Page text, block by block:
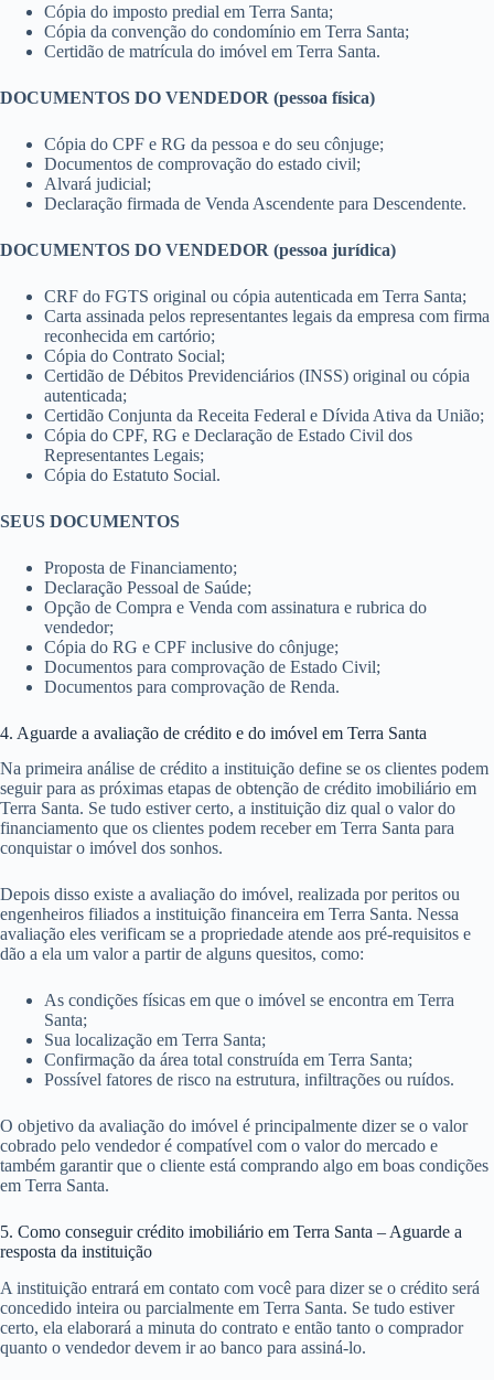
Cópia do imposto predial em Terra Santa;
Cópia da convenção do condomínio em Terra Santa;
Certidão de matrícula do imóvel em Terra Santa.
DOCUMENTOS DO VENDEDOR (pessoa física)
Cópia do CPF e RG da pessoa e do seu cônjuge;
Documentos de comprovação do estado civil;
Alvará judicial;
Declaração firmada de Venda Ascendente para Descendente.
DOCUMENTOS DO VENDEDOR (pessoa jurídica)
CRF do FGTS original ou cópia autenticada em Terra Santa;
Carta assinada pelos representantes legais da empresa com firma
reconhecida em cartório;
Cópia do Contrato Social;
Certidão de Débitos Previdenciários (INSS) original ou cópia
autenticada;
Certidão Conjunta da Receita Federal e Dívida Ativa da União;
Cópia do CPF, RG e Declaração de Estado Civil dos
Representantes Legais;
Cópia do Estatuto Social.
SEUS DOCUMENTOS
Proposta de Financiamento;
Declaração Pessoal de Saúde;
Opção de Compra e Venda com assinatura e rubrica do
vendedor;
Cópia do RG e CPF inclusive do cônjuge;
Documentos para comprovação de Estado Civil;
Documentos para comprovação de Renda.
4. Aguarde a avaliação de crédito e do imóvel em Terra Santa
Na primeira análise de crédito a instituição define se os clientes podem
seguir para as próximas etapas de obtenção de crédito imobiliário em
Terra Santa. Se tudo estiver certo, a instituição diz qual o valor do
financiamento que os clientes podem receber em Terra Santa para
conquistar o imóvel dos sonhos.
Depois disso existe a avaliação do imóvel, realizada por peritos ou
engenheiros filiados a instituição financeira em Terra Santa. Nessa
avaliação eles verificam se a propriedade atende aos pré-requisitos e
dão a ela um valor a partir de alguns quesitos, como:
As condições físicas em que o imóvel se encontra em Terra
Santa;
Sua localização em Terra Santa;
Confirmação da área total construída em Terra Santa;
Possível fatores de risco na estrutura, infiltrações ou ruídos.
O objetivo da avaliação do imóvel é principalmente dizer se o valor
cobrado pelo vendedor é compatível com o valor do mercado e
também garantir que o cliente está comprando algo em boas condições
em Terra Santa.
5. Como conseguir crédito imobiliário em Terra Santa – Aguarde a
resposta da instituição
A instituição entrará em contato com você para dizer se o crédito será
concedido inteira ou parcialmente em Terra Santa. Se tudo estiver
certo, ela elaborará a minuta do contrato e então tanto o comprador
quanto o vendedor devem ir ao banco para assiná-lo.